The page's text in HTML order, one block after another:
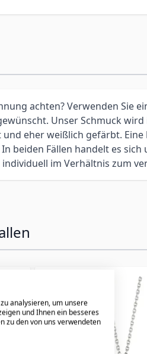
achten? Verwenden Sie
Unser Schmuck
eher weißlich gefärbt.
beiden Fällen handelt es
im Verhältnis zum
analysieren, um unsere
und Ihnen ein besseres
zu den von uns verwendeten